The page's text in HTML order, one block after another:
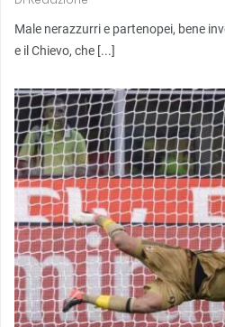
Male nerazzurri e partenopei, bene
e il Chievo, che [...]